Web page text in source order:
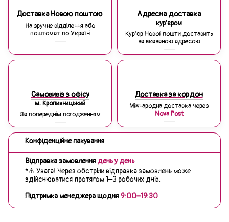
Доставка Новою поштою
На зручне відділення або
поштомат по Україні
Адресна доставка
кур'єром
Кур'єр Нової пошти доставить
за вказаною адресою
Самовивіз з офісу
м. Кропивницький
За попереднім погодженням
Доставка за кордон
Міжнародна доставка через
Nova Post
Конфіденційне пакування
Відправка замовлення день у день
*⚠️ Увага! Через обстріли відправка замовлень може
здійснюватися протягом 1–3 робочих днів.
Підтримка менеджера щодня 9:00–19:30